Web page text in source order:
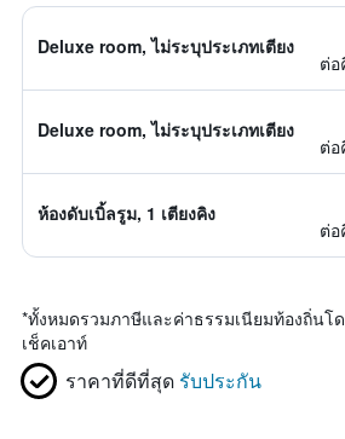
Deluxe room, ไม่ระบุประเภทเตียง
ต่
Deluxe room, ไม่ระบุประเภทเตียง
ต่
ห้องดับเบิ้ลรูม, 1 เตียงคิง
ต่
*ทั้งหมดรวมภาษีและค่าธรรมเนียมท้องถิ่นโ
เช็คเอาท์
ราคาที่ดีที่สุด รับประกัน